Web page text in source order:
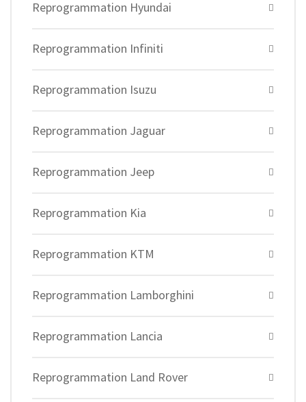
Reprogrammation Hyundai
Reprogrammation Infiniti
Reprogrammation Isuzu
Reprogrammation Jaguar
Reprogrammation Jeep
Reprogrammation Kia
Reprogrammation KTM
Reprogrammation Lamborghini
Reprogrammation Lancia
Reprogrammation Land Rover